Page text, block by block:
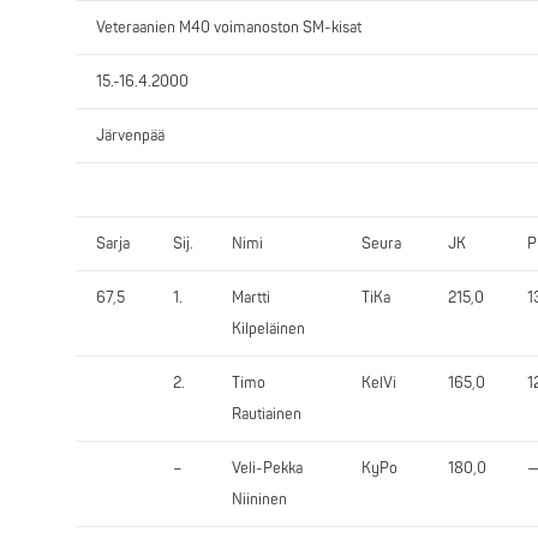
Veteraanien M40 voimanoston SM-kisat
15.-16.4.2000
Järvenpää
Sarja Sij. Nimi Seura JK
67,5 1.
Martti
Kilpeläinen
TiKa 215,0
2.
Timo
Rautiainen
KelVi 165,0
–
Veli-Pekka
Niininen
KyPo 180,0